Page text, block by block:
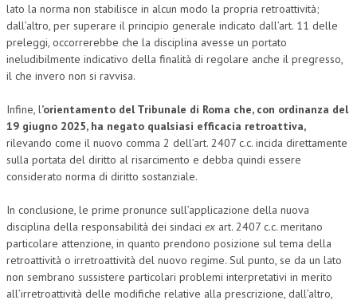
lato la norma non stabilisce in alcun modo la propria retroattività;
dall’altro, per superare il principio generale indicato dall’art. 11 delle
preleggi, occorrerebbe che la disciplina avesse un portato
ineludibilmente indicativo della finalità di regolare anche il pregresso,
il che invero non si ravvisa.
Infine, l’orientamento del Tribunale di Roma che, con ordinanza del
19 giugno 2025,ha negato qualsiasi efficacia retroattiva,
rilevando come il nuovo comma 2 dell’art. 2407 c.c. incida direttamente
sulla portata del diritto al risarcimento e debba quindi essere
considerato norma di diritto sostanziale.
In conclusione, le prime pronunce sull’applicazione della nuova
disciplina della responsabilità dei sindaci ex art. 2407 c.c. meritano
particolare attenzione, in quanto prendono posizione sul tema della
retroattività o irretroattività del nuovo regime. Sul punto, se da un lato
non sembrano sussistere particolari problemi interpretativi in merito
all’irretroattività delle modifiche relative alla prescrizione, dall’altro,